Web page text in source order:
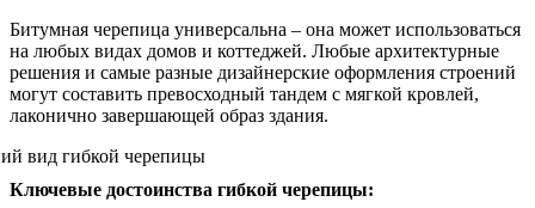
Битумная черепица универсальна – она может использоваться
на любых видах домов и коттеджей. Любые архитектурные
решения и самые разные дизайнерские оформления строений
могут составить превосходный тандем с мягкой кровлей,
лаконично завершающей образ здания.
Ключевые достоинства гибкой черепицы: